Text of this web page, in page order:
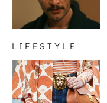
LIFESTYLE